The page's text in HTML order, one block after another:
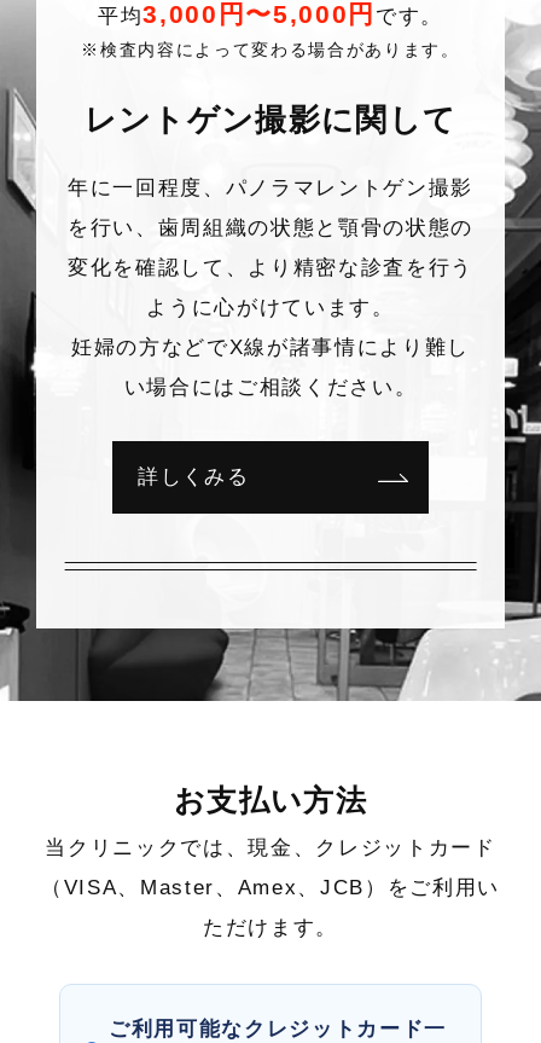
平均3,000円〜5,000円 です。
※検査内容によって変わる場合があります。
レントゲン撮影に関して
年に一回程度、パノラマレントゲン撮影
を行い、 歯周組織の状態と顎骨の状態の
変化を確認して、より精密な診査を行う
ように心がけています。
妊婦の方などでX線が諸事情により難し
い場合にはご相談ください。
詳しくみる
お支払い方法
当クリニックでは、現金、クレジットカード
（VISA、Master、Amex、JCB）をご利用い
ただけます。
ご利用可能なクレジットカード一